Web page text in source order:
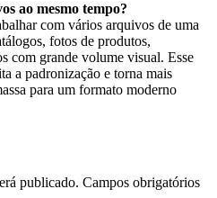
ao mesmo tempo?
com vários arquivos de uma
fotos de produtos,
com grande volume visual. Esse
a padronização e torna mais
para um formato moderno
publicado. Campos obrigatórios